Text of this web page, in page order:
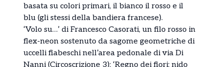
basata su colori primari, il bianco il rosso e il
blu (gli stessi della bandiera francese).
‘Volo su…’ di Francesco Casorati, un filo rosso in
flex-neon sostenuto da sagome geometriche di
uccelli fiabeschi nell’area pedonale di via Di
Nanni (Circoscrizione 3); ‘Regno dei fiori: nido